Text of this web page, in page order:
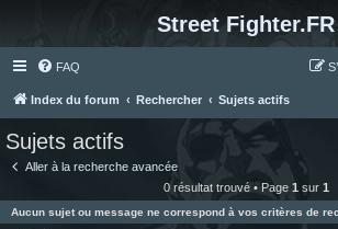
Street Fighter.FR
FAQ
Index du forum Rechercher Sujets actifs
Sujets actifs
Aller à la recherche avancée
0 résultat trouvé • Page 1 sur 1
Aucun sujet ou message ne correspond à vos critères de